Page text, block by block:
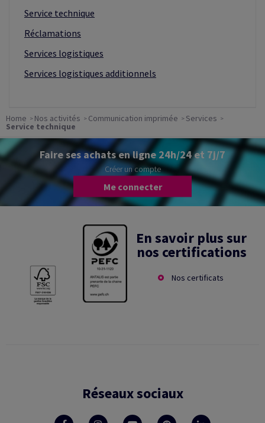
Service technique
Réclamations
Services logistiques
Services logistiques additionnels
Home Nos activités Communication imprimée Services
Service technique
Faire ses achats en ligne 24h/24 et 7j/7
Créer un compte
Me connecter
En savoir plus sur
nos certifications
Nos certificats
Réseaux sociaux